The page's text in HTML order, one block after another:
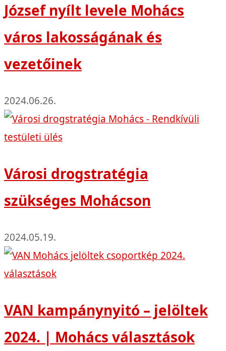
József nyílt levele Mohács
város lakosságának és
vezetőinek
2024.06.26.
Városi drogstratégia
szükséges Mohácson
2024.05.19.
VAN kampánynyitó – jelöltek
2024. | Mohács választások